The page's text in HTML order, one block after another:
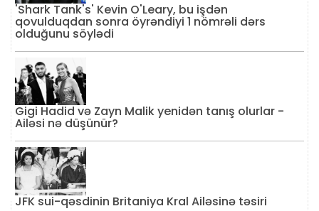
'Shark Tank's' Kevin O'Leary, bu işdən
qovulduqdan sonra öyrəndiyi 1 nömrəli dərs
olduğunu söylədi
Gigi Hadid və Zayn Malik yenidən tanış olurlar -
Ailəsi nə düşünür?
JFK sui-qəsdinin Britaniya Kral Ailəsinə təsiri